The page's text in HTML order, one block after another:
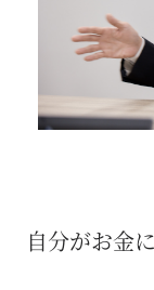
自分がお金